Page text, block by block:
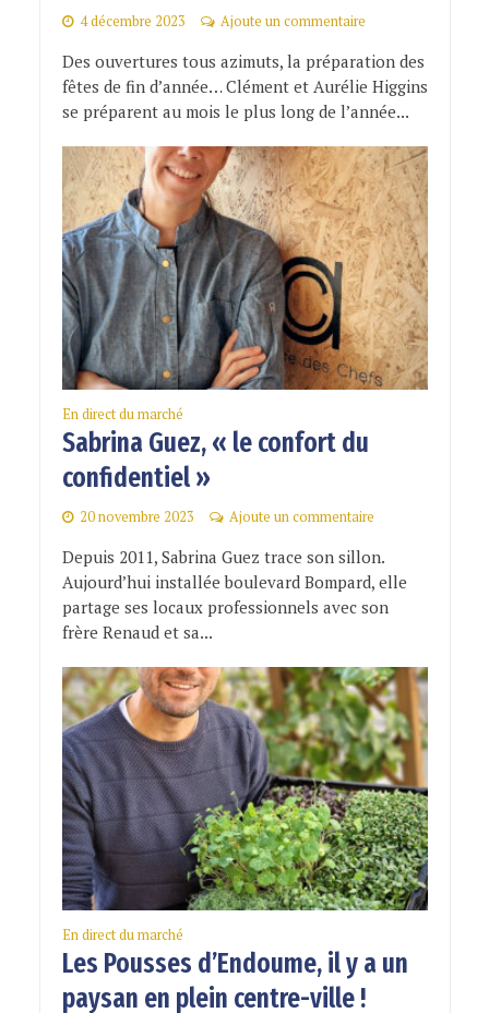
4 décembre 2023 Ajoute un commentaire
Des ouvertures tous azimuts, la préparation des
fêtes de fin d’année… Clément et Aurélie Higgins
se préparent au mois le plus long de l’année...
En direct du marché
Sabrina Guez, « le confort du
confidentiel »
20 novembre 2023 Ajoute un commentaire
Depuis 2011, Sabrina Guez trace son sillon.
Aujourd’hui installée boulevard Bompard, elle
partage ses locaux professionnels avec son
frère Renaud et sa...
En direct du marché
Les Pousses d’Endoume, il y a un
paysan en plein centre-ville !